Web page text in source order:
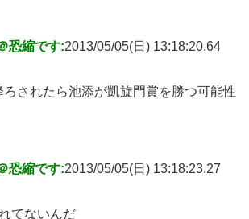
恐縮です:2013/05/05(日) 13:18:20.64
されたら池添が凱旋門賞を勝つ可能性
恐縮です:2013/05/05(日) 13:18:23.27
てないんだ